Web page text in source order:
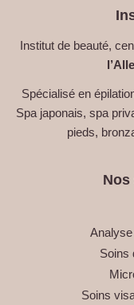
Institut de beauté,
Spécialisé en
Spa japonais, spa
pieds,
Soins
Soins